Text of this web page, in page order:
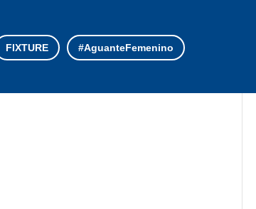
FIXTURE #AguanteFemenino